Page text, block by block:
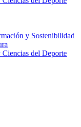
y Sostenibilidad
del Deporte